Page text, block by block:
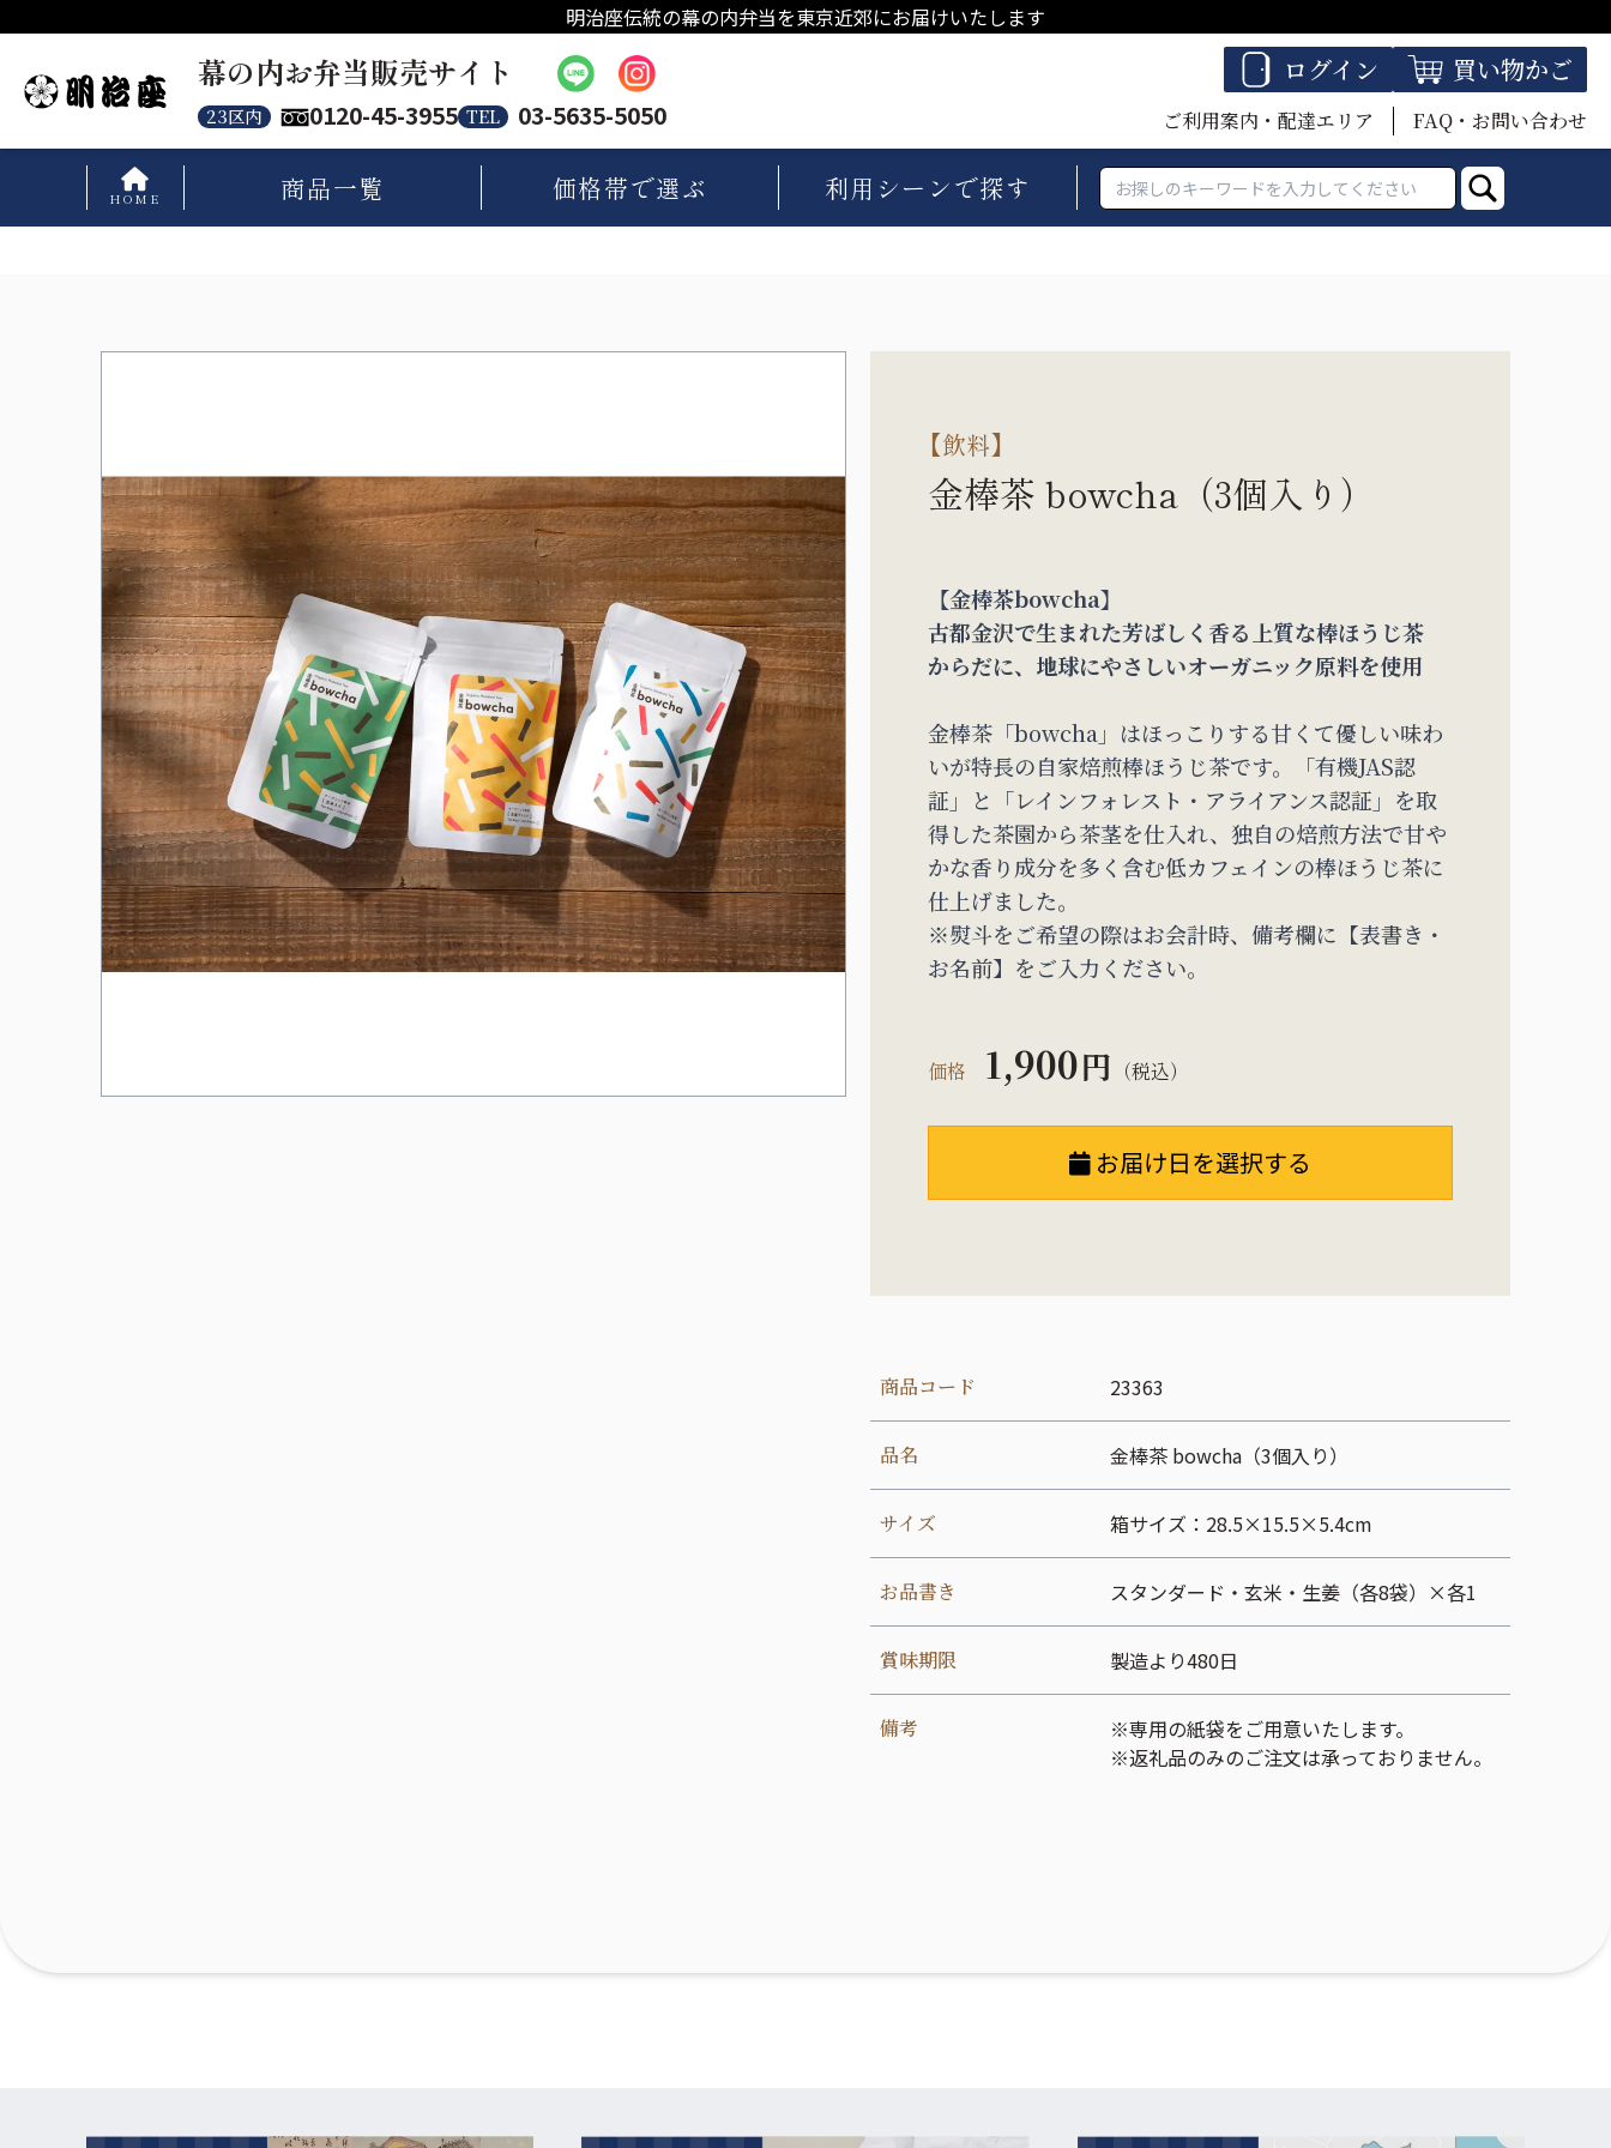
明治座伝統の幕の内弁当を東京近郊にお届けいたします
幕の内お弁当販売サイト
23区内 0120-45-3955 TEL 03-5635-5050
ログイン 買い物かご
ご利用案内・配達エリア FAQ・お問い合わせ
HOME 商品一覧 価格帯で選ぶ 利用シーンで探す
【飲料】
金棒茶 bowcha（3個入り）
【金棒茶bowcha】
古都金沢で生まれた芳ばしく香る上質な棒ほうじ茶
からだに、地球にやさしいオーガニック原料を使用
金棒茶「bowcha」はほっこりする甘くて優しい味わ
いが特長の自家焙煎棒ほうじ茶です。「有機JAS認
証」と「レインフォレスト・アライアンス認証」を取
得した茶園から茶茎を仕入れ、独自の焙煎方法で甘や
かな香り成分を多く含む低カフェインの棒ほうじ茶に
仕上げました。
※熨斗をご希望の際はお会計時、備考欄に【表書き・
お名前】をご入力ください。
価格 1,900円 （税込）
お届け日を選択する
商品コード 23363
品名 金棒茶 bowcha（3個入り）
サイズ 箱サイズ：28.5×15.5×5.4cm
お品書き スタンダード・玄米・生姜（各8袋）×各1
賞味期限 製造より480日
備考
※専用の紙袋をご用意いたします。
※返礼品のみのご注文は承っておりません。